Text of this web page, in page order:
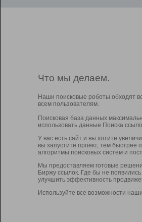
Что мы делаем.
Наши поисковые роботы обходят
всем пользователям.
Поисковая база данных
использовать данные Поиска
У вас есть сайт и вы хотите
вы запустите проект, тем быстрее
алгоритмы поисковых систем и
Мы предоставляем готовые
Биржу ссылок. Где бы не
улучшить эффективность
Используйте все возможности